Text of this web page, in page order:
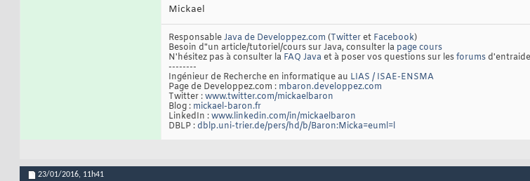
Mickael
ResponsableJava de Developpez.com (Twitteret Facebook)
Besoin d"un article/tutoriel/cours sur Java, consulter la page cours
N'hésitez pas à consulter la FAQ Java et à poser vos questions sur lesforums
--------
Ingénieur de Recherche en informatique au LIAS / ISAE-ENSMA
Page de Developpez.com : mbaron.developpez.com
Twitter :www.twitter.com/mickaelbaron
Blog : mickael-baron.fr
LinkedIn :www.linkedin.com/in/mickaelbaron
DBLP : dblp.uni-trier.de/pers/hd/b/Baron:Micka=euml=l
23/01/2016, 11h41